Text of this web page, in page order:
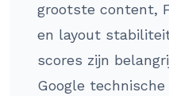
grootste content,
en layout
scores zijn
Google